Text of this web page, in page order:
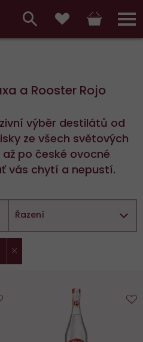
a Rooster Rojo
výběr destilátů od
ze všech světových
po české ovocné
vás chytí a nepustí.
Řazení